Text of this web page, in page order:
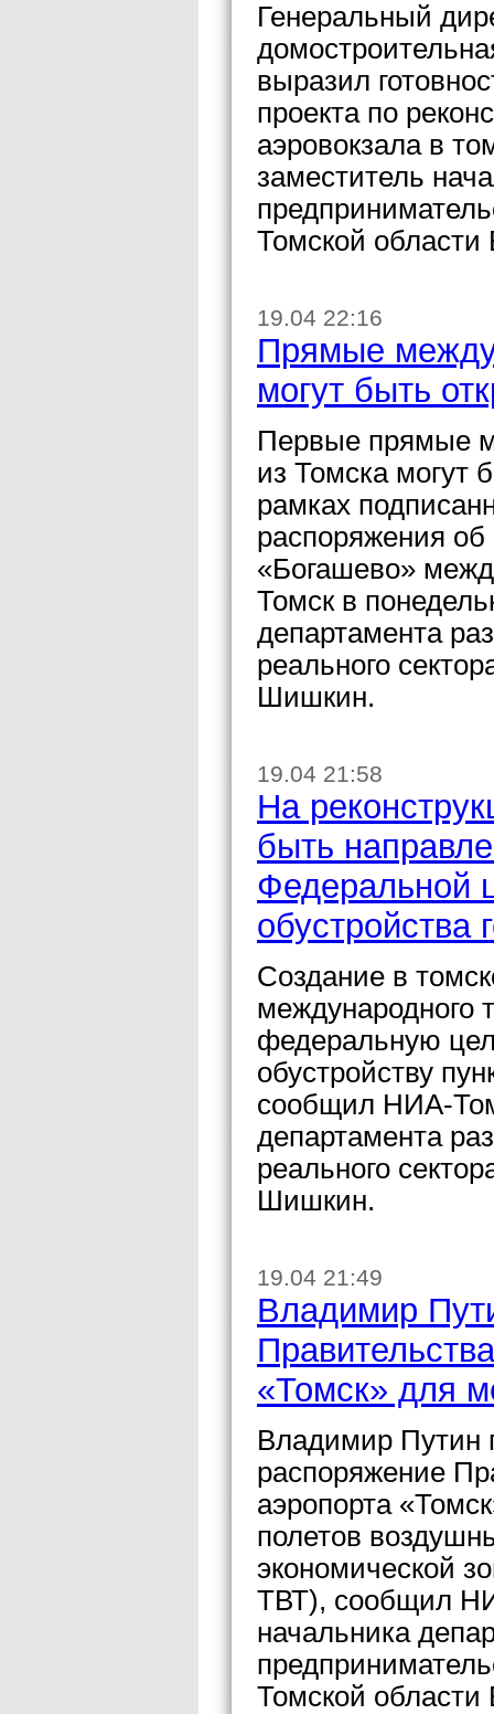
Генеральный
выразил
проекта по
аэровокзала в
заместитель
Томской
19.04 22:16
Прямые
могут быть
Первые прямые
из Томска могут
рамках
распоряжения об
«Богашево»
Томск в
департамента
реального
Шишкин.
19.04 21:58
На
быть
Федеральной
обустройства
Создание в
международного
федеральную
обустройству
сообщил НИА-
департамента
реального
Шишкин.
19.04 21:49
Владимир
«Томск» для
Владимир Путин
распоряжение
аэропорта
полетов
экономической
ТВТ), сообщил
начальника
Томской